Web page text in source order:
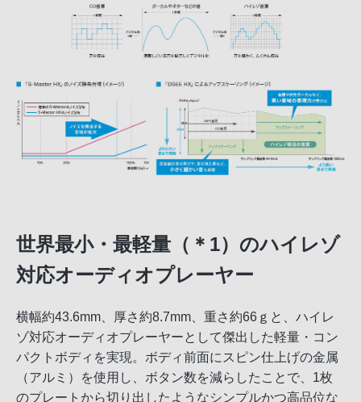
世界最小・最軽量（＊1）のハイレゾ
対応オーディオプレーヤー
横幅約43.6mm、厚さ約8.7mm、重さ約66ｇと、ハイレ
ゾ対応オーディオプレーヤーとして傑出した軽量・コン
パクトボディを実現。ボディ前面にスピン仕上げの金属
（アルミ）を使用し、ボタン数を減らしたことで、1枚
のプレートから切り出したようなシンプルかつ高品位な